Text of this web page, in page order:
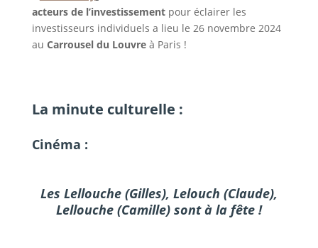
acteurs de l’investissement pour éclairer les
investisseurs individuels a lieu le 26 novembre 2024
au Carrousel du Louvreà Paris !
La minute culturelle :
Cinéma :
Les Lellouche (Gilles), Lelouch (Claude),
Lellouche (Camille) sont à la fête !